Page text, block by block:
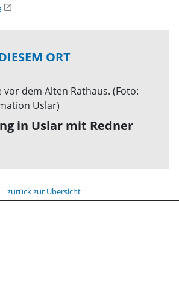
ORT
in Uslar mit Redner
zurück zur Übersicht